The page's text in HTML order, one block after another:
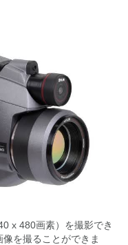
x 480画素）を撮影でき
を撮ることができま